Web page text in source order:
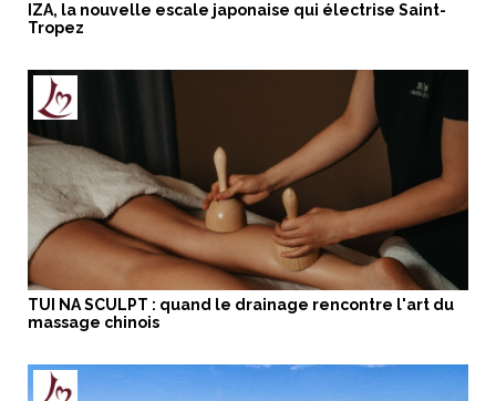
IZA, la nouvelle escale japonaise qui électrise Saint-
Tropez
TUI NA SCULPT : quand le drainage rencontre l'art du
massage chinois